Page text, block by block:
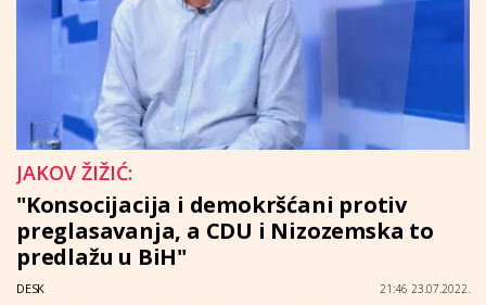
JAKOV ŽIŽIĆ:
"Konsocijacija i demokršćani protiv
preglasavanja, a CDU i Nizozemska to
predlažu u BiH"
DESK 21:46 23.07.2022.